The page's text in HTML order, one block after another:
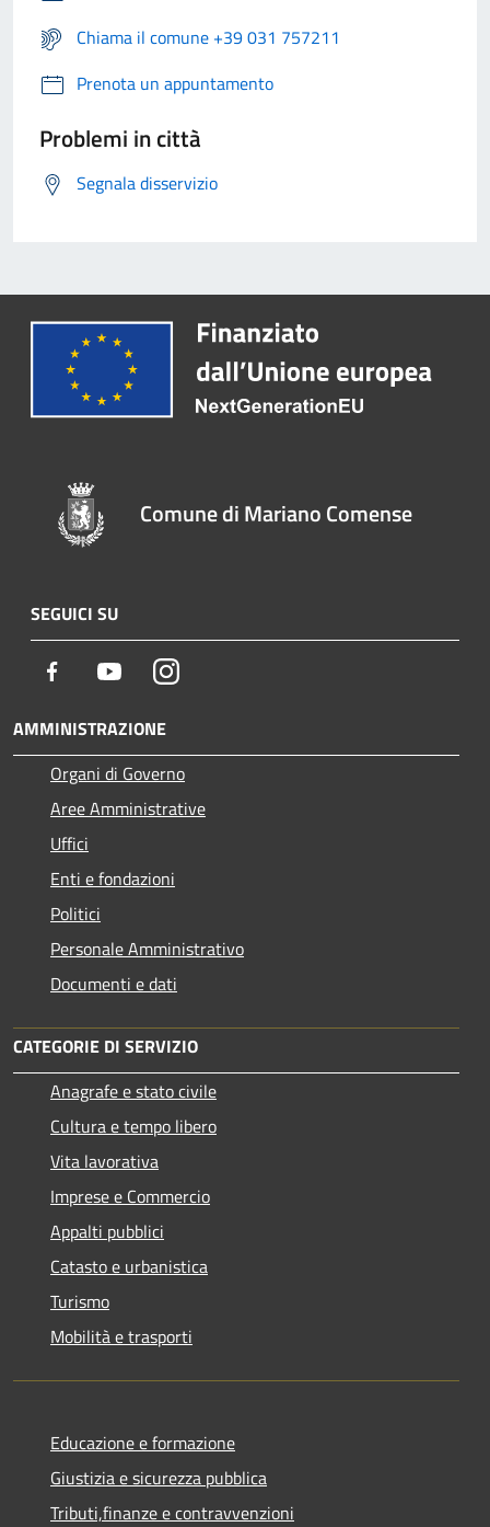
Chiama il comune +39 031 757211
Prenota un appuntamento
Problemi in città
Segnala disservizio
Comune di Mariano Comense
SEGUICI SU
Facebook YoutubeInstagram
AMMINISTRAZIONE
Organi di Governo
Aree Amministrative
Uffici
Enti e fondazioni
Politici
Personale Amministrativo
Documenti e dati
CATEGORIE DI SERVIZIO
Anagrafe e stato civile
Cultura e tempo libero
Vita lavorativa
Imprese e Commercio
Appalti pubblici
Catasto e urbanistica
Turismo
Mobilità e trasporti
Educazione e formazione
Giustizia e sicurezza pubblica
Tributi,finanze e contravvenzioni